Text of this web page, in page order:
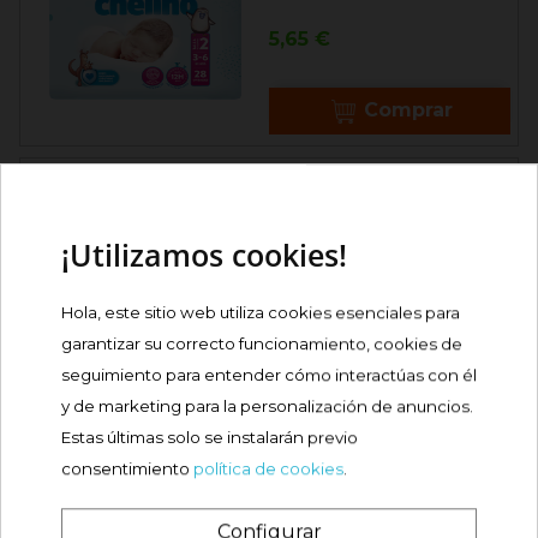
Precio
5,65 €
Comprar
Precio
7,99 €
Comprar
CHELINO PAÑAL TALLA 4
Precio
7,38 €
¡Utilizamos cookies!
Hola, este sitio web utiliza cookies esenciales para
garantizar su correcto funcionamiento, cookies de
seguimiento para entender cómo interactúas con él
y de marketing para la personalización de anuncios.
Estas últimas solo se instalarán previo
consentimiento política de cookies.
Configurar